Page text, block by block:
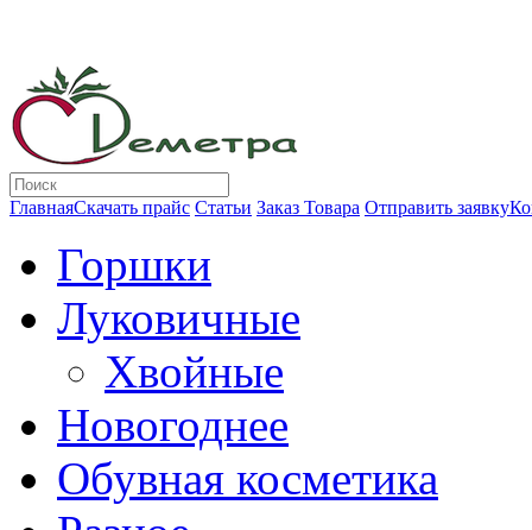
ГлавнаяСкачать прайс Статьи Заказ Товара Отправить заявку
Горшки
Луковичные
Хвойные
Новогоднее
Обувная косметика